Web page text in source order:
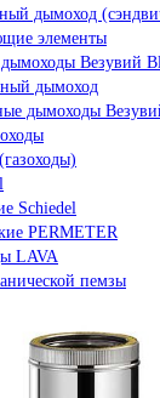
дымоход
элементы
Везувий
дымоход
дымоходы
Schiedel
PERMETER
LAVA
пемзы